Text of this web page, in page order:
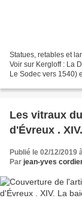
Statues, retables et
Voir sur Kergloff : La
Le Sodec vers 1540)
Les vitraux
d'Évreux .
Publié le 02/12/2019
Par jean-yves